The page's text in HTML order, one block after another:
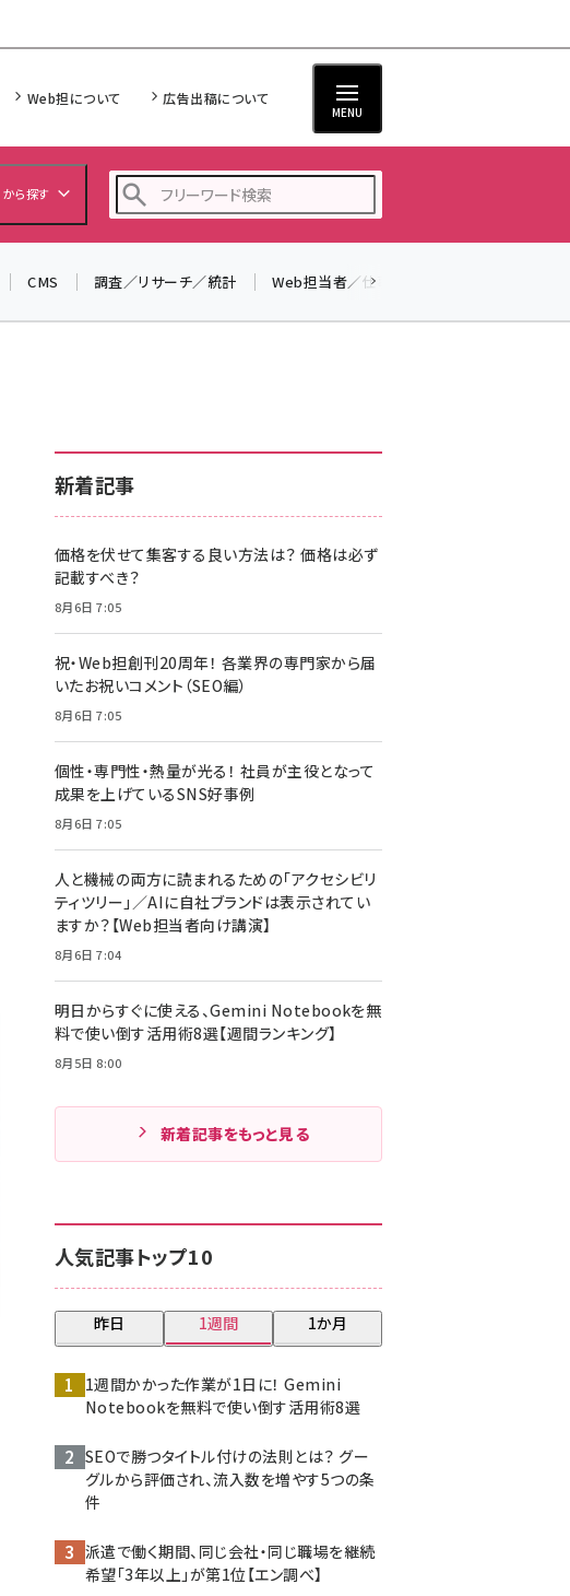
Web担について 広告出稿について
MENU
から探す
z世代 (1622)
meo (1275)
CMS 調査／リサーチ／統計 Web担当者／仕事
新着記事
価格を伏せて集客する良い方法は？ 価格は必ず
記載すべき？
8月6日 7:05
祝・Web担創刊20周年！ 各業界の専門家から届
いたお祝いコメント（SEO編）
8月6日 7:05
個性・専門性・熱量が光る！ 社員が主役となって
成果を上げているSNS好事例
8月6日 7:05
人と機械の両方に読まれるための「アクセシビリ
ティツリー」／AIに自社ブランドは表示されてい
ますか？【Web担当者向け講演】
8月6日 7:04
明日からすぐに使える、Gemini Notebookを無
料で使い倒す活用術8選【週間ランキング】
8月5日 8:00
新着記事をもっと見る
人気記事トップ10
昨日 1週間 1か月
1週間かかった作業が1日に！ Gemini
Notebookを無料で使い倒す活用術8選
SEOで勝つタイトル付けの法則とは？ グー
グルから評価され、流入数を増やす5つの条
件
派遣で働く期間、同じ会社・同じ職場を継続
希望「3年以上」が第1位【エン調べ】